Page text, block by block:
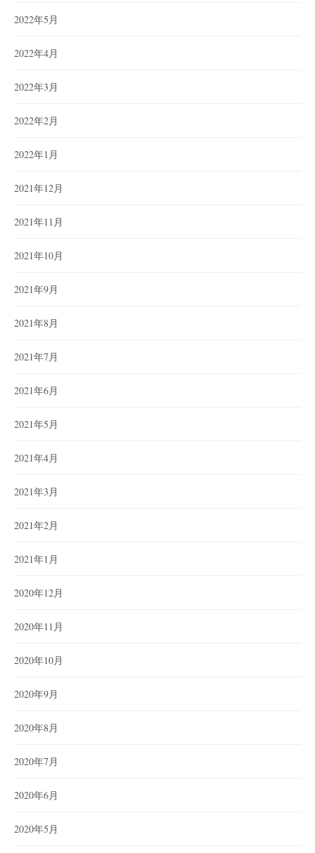
2022年5月
2022年4月
2022年3月
2022年2月
2022年1月
2021年12月
2021年11月
2021年10月
2021年9月
2021年8月
2021年7月
2021年6月
2021年5月
2021年4月
2021年3月
2021年2月
2021年1月
2020年12月
2020年11月
2020年10月
2020年9月
2020年8月
2020年7月
2020年6月
2020年5月